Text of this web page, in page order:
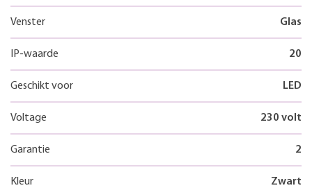
Venster Glas
IP-waarde 20
Geschikt voor LED
Voltage 230 volt
Garantie 2
Kleur Zwart